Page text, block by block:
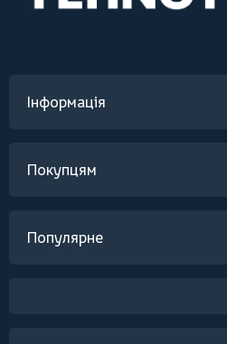
Інформація
Покупцям
Популярне